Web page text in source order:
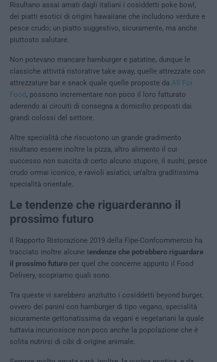
Risultano assai amati dagli italiani i cosiddetti poke bowl,
dei piatti esotici di origini hawaiiane che includono verdure e
pesce crudo; un piatto suggestivo, sicuramente, ma anche
piuttosto salutare.
Non potevano mancare hamburger e patatine, dunque le
classiche attività ristorative take away, quelle attrezzate con
attrezzature bar e snack quale quelle proposte da All For
Food, possono incrementare non poco il loro fatturato
aderendo ai circuiti di consegna a domicilio proposti dai
grandi colossi del settore.
Altre specialità che riscuotono un grande gradimento
risultano essere inoltre la pizza, altro alimento il cui
successo non suscita di certo alcuno stupore, il sushi, pesce
crudo ormai iconico, e ravioli asiatici, un’altra graditissima
specialità orientale.
Le tendenze che riguarderanno il
prossimo futuro
Il Rapporto Ristorazione 2019 della Fipe-Confcommercio ha
tracciato inoltre alcune tendenze che potrebbero riguardare
il prossimo futuro per quel che concerne appunto il Food
Delivery, scopriamo quali sono.
Tra queste vi sarebbero anzitutto i cosiddetti beyond burger,
ovvero dei panini con hamburger di tipo vegano, specialità
sicuramente gettonatissima da vegani e vegetariani la quale
tuttavia incuriosisce non poco anche la popolazione che è
solita nutrirsi di cibi di origine animale.